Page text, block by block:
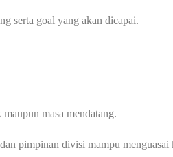
serta goal yang akan dicapai.
masa mendatang.
pimpinan divisi mampu menguasai